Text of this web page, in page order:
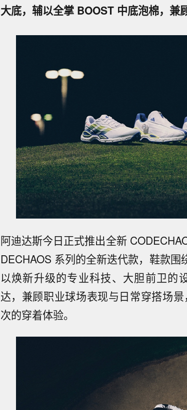
大底，辅以全掌 BOOST 中底泡棉，兼
阿迪达斯今日正式推出全新
DECHAOS 系列的全新迭代款，鞋款围
以焕新升级的专业科技、大胆前卫的
达，兼顾职业球场表现与日常穿搭场
次的穿着体验。